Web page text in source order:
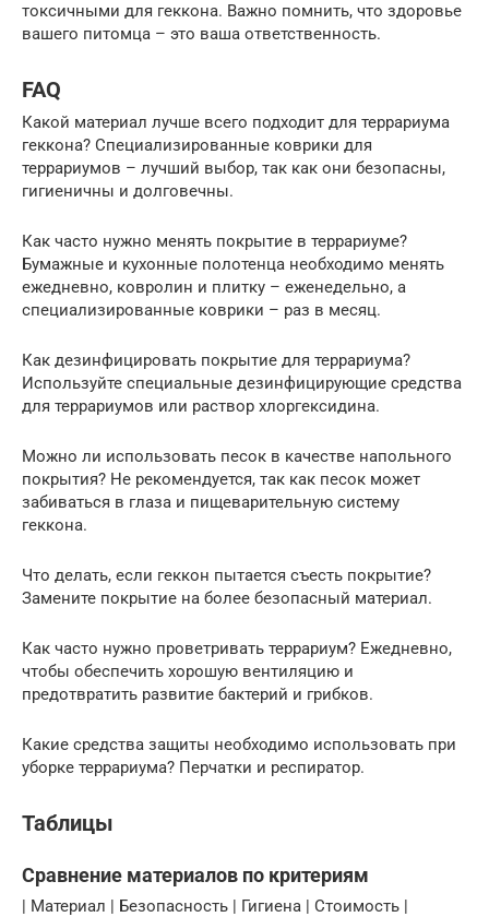
токсичными для геккона. Важно помнить, что здоровье
вашего питомца – это ваша ответственность.
FAQ
Какой материал лучше всего подходит для террариума
геккона? Специализированные коврики для
террариумов – лучший выбор, так как они безопасны,
гигиеничны и долговечны.
Как часто нужно менять покрытие в террариуме?
Бумажные и кухонные полотенца необходимо менять
ежедневно, ковролин и плитку – еженедельно, а
специализированные коврики – раз в месяц.
Как дезинфицировать покрытие для террариума?
Используйте специальные дезинфицирующие средства
для террариумов или раствор хлоргексидина.
Можно ли использовать песок в качестве напольного
покрытия? Не рекомендуется, так как песок может
забиваться в глаза и пищеварительную систему
геккона.
Что делать, если геккон пытается съесть покрытие?
Замените покрытие на более безопасный материал.
Как часто нужно проветривать террариум? Ежедневно,
чтобы обеспечить хорошую вентиляцию и
предотвратить развитие бактерий и грибков.
Какие средства защиты необходимо использовать при
уборке террариума? Перчатки и респиратор.
Таблицы
Сравнение материалов по критериям
| Материал | Безопасность | Гигиена | Стоимость |